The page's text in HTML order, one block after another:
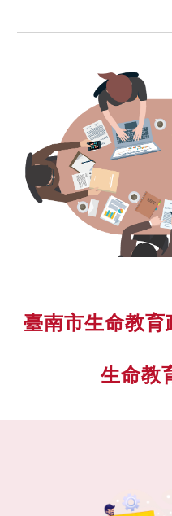
臺南市生命教
生命教